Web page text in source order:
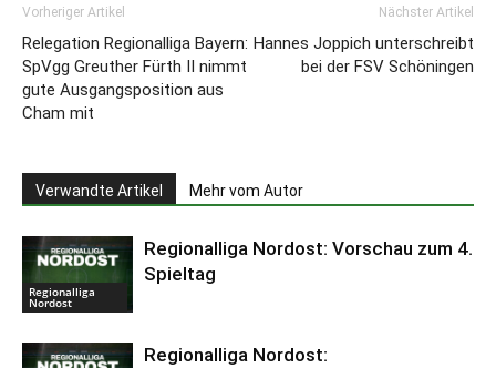
Vorheriger Artikel
Relegation Regionalliga Bayern:
SpVgg Greuther Fürth II nimmt
gute Ausgangsposition aus
Cham mit
Nächster Artikel
Hannes Joppich unterschreibt
bei der FSV Schöningen
Verwandte Artikel Mehr vom Autor
Regionalliga
Nordost
Regionalliga Nordost: Vorschau zum 4.
Spieltag
Regionalliga Nordost: